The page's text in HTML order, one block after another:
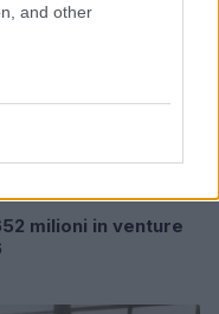
and other
milioni in venture